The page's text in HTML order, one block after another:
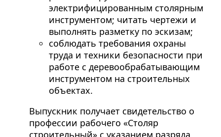
электрифицированным столярным
инструментом; читать чертежи и
выполнять разметку по эскизам;
соблюдать требования охраны
труда и техники безопасности при
работе с деревообрабатывающим
инструментом на строительных
объектах.
Выпускник получает свидетельство о
профессии рабочего «Столяр